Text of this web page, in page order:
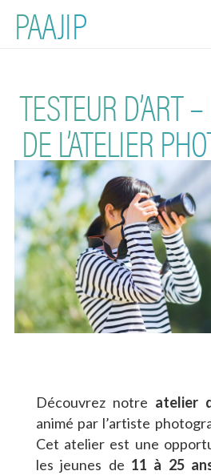
PAAJIP
TESTEUR D’ART
DE L’ATELIER
Découvrez notre atelier
animé par l’artiste
Cet atelier est une
les jeunes de 11 à 25